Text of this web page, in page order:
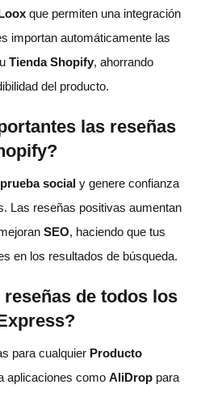
que permiten una integración
importan automáticamente las
Tienda Shopify, ahorrando
del producto.
las reseñas
prueba social y genere confianza
Las reseñas positivas aumentan
SEO, haciendo que tus
en los resultados de búsqueda.
de todos los
para cualquier Producto
aplicaciones como AliDrop para